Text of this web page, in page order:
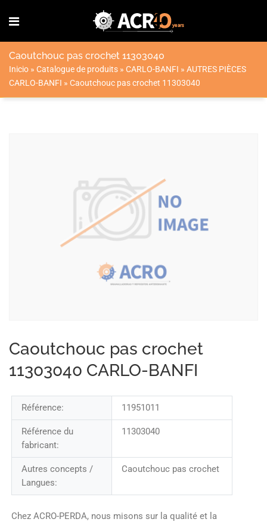
Caoutchouc pas crochet 11303040
Inicio » Catalogue de produits » CARLO-BANFI » AUTRES PIÈCES
CARLO-BANFI » Caoutchouc pas crochet 11303040
Caoutchouc pas crochet
11303040 CARLO-BANFI
Référence: 11951011
Référence du
fabricant:
11303040
Autres concepts /
Langues:
Caoutchouc pas crochet
Chez ACRO-PERDA, nous misons sur la qualité et la